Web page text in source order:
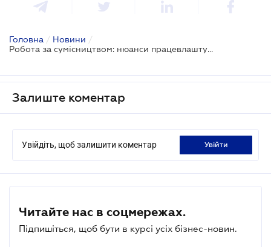
Головна / Новини /
Робота за сумісництвом: нюанси працевлаштування
Залиште коментар
Увійдіть, щоб залишити коментар увійти
Читайте нас в соцмережах.
Підпишіться, щоб бути в курсі усіх бізнес-новин.